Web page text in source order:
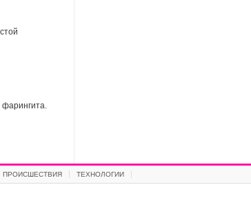
фарингита.
ПРОИСШЕСТВИЯ ТЕХНОЛОГИИ